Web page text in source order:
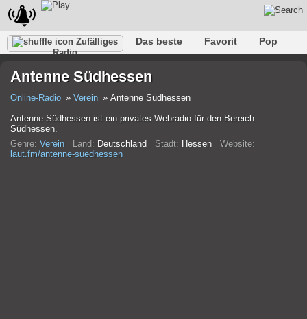
Zufälliges
Radio
Das beste Favorit
Pop
Rap
Trans Falk Jazz
Antenne Südhessen
Online-Radio Verein
Antenne Südhessen
Antenne Südhessen ist ein privates Webradio für den Bereich
Südhessen.
Genre: Verein Land: Deutschland Stadt: Hessen Website:
laut.fm/antenne-suedhessen